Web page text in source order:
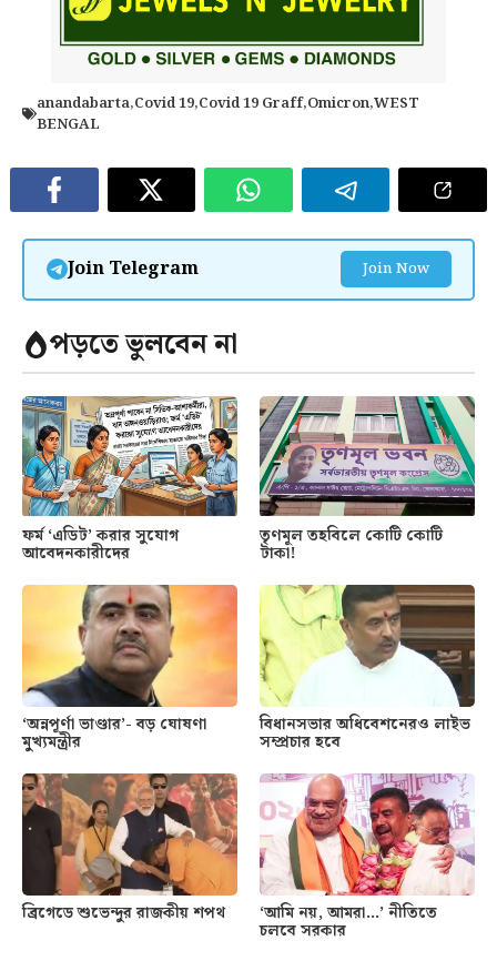
anandabarta,Covid 19,Covid 19 Graff,Omicron,WEST
BENGAL
Join Telegram Join Now
পড়তে ভুলবেন না
ফর্ম ‘এডিট’ করার সুযোগ
আবেদনকারীদের
তৃণমূল তহবিলে কোটি কোটি
টাকা!
‘অন্নপূর্ণা ভাণ্ডার’- বড় ঘোষণা
মুখ্যমন্ত্রীর
বিধানসভার অধিবেশনেরও লাইভ
সম্প্রচার হবে
ব্রিগেডে শুভেন্দুর রাজকীয় শপথ ‘আমি নয়, আমরা…’ নীতিতে
চলবে সরকার